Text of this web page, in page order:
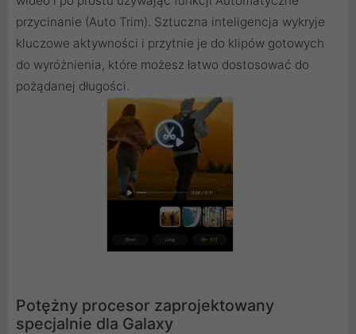
przycinanie (Auto Trim). Sztuczna inteligencja wykryje
kluczowe aktywności i przytnie je do klipów gotowych
do wyróżnienia, które możesz łatwo dostosować do
pożądanej długości.
Potężny procesor zaprojektowany
specjalnie dla Galaxy